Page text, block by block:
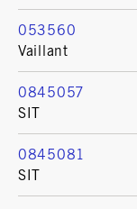
053560
Vaillant
0845057
SIT
0845081
SIT